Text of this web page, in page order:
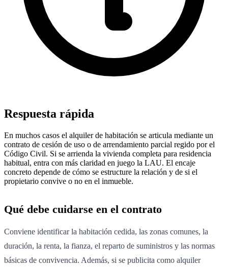
Respuesta rápida
En muchos casos el alquiler de habitación se articula mediante un
contrato de cesión de uso o de arrendamiento parcial regido por el
Código Civil. Si se arrienda la vivienda completa para residencia
habitual, entra con más claridad en juego la LAU. El encaje
concreto depende de cómo se estructure la relación y de si el
propietario convive o no en el inmueble.
Qué debe cuidarse en el contrato
Conviene identificar la habitación cedida, las zonas comunes, la
duración, la renta, la fianza, el reparto de suministros y las normas
básicas de convivencia. Además, si se publicita como alquiler